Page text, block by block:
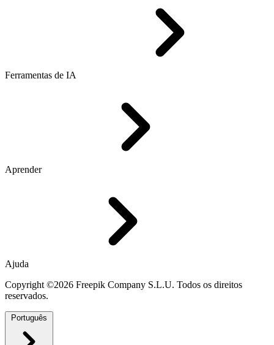
Ferramentas de IA
Aprender
Ajuda
Copyright ©2026 Freepik Company S.L.U. Todos os direitos
reservados.
Português